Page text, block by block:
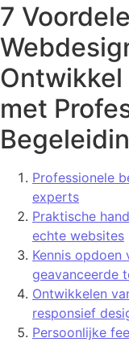
7
Ontwikkel
met
Professionele
experts
Praktische
echte websites
Kennis opdoen
geavanceerde
Ontwikkelen
responsief
Persoonlijke